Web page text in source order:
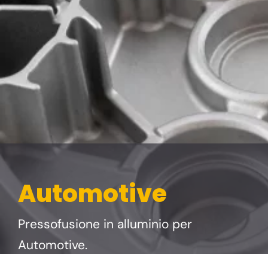
Automotive
Pressofusione in alluminio per
Automotive.